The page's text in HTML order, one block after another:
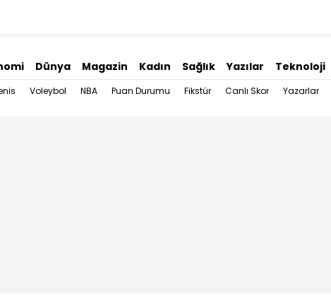
Dünya Magazin Kadın Sağlık Yazılar Teknoloji
Voleybol NBA Puan Durumu Fikstür Canlı Skor Yazarlar